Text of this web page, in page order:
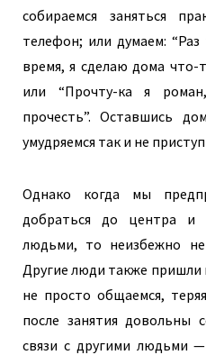
собираемся заняться
телефон; или думаем:
время, я сделаю дома что-
или “Прочту-ка я
прочесть”. Оставшись
умудряемся так и не
Однако когда мы
добраться до центра и
людьми, то неизбежно
Другие люди также
не просто общаемся,
после занятия довольны
связи с другими людьми